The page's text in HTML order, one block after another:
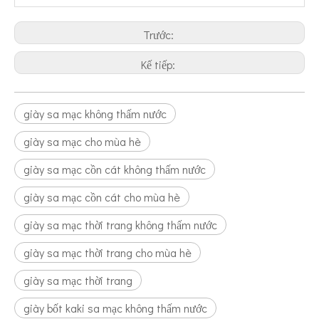
Trước:
Kế tiếp:
giày sa mạc không thấm nước
giày sa mạc cho mùa hè
giày sa mạc cồn cát không thấm nước
giày sa mạc cồn cát cho mùa hè
giày sa mạc thời trang không thấm nước
giày sa mạc thời trang cho mùa hè
giày sa mạc thời trang
giày bốt kaki sa mạc không thấm nước